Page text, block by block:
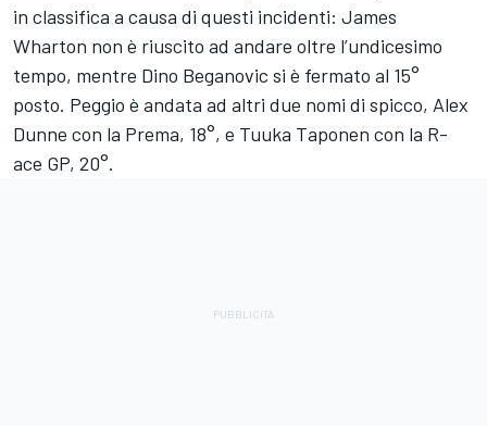
in classifica a causa di questi incidenti: James
Wharton non è riuscito ad andare oltre l’undicesimo
tempo, mentre Dino Beganovic si è fermato al 15°
posto. Peggio è andata ad altri due nomi di spicco, Alex
Dunne con la Prema, 18°, e Tuuka Taponen con la R-
ace GP, 20°.